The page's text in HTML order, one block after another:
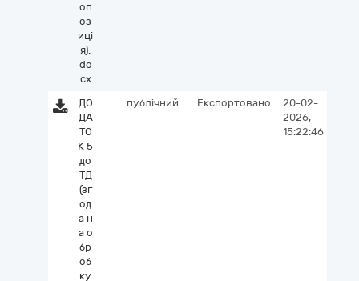
оп
оз
иці
я).
do
cx
ДО
ДА
ТО
К 5
до
ТД
(зг
од
а н
а о
бр
об
ку
публічний Експортовано:
20-02-
2026,
15:22:46